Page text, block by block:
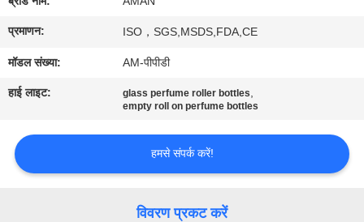
दौरा
गुणवत्ता
हमसे
प्रमाणन: ISO，SGS,MSDS,FDA,CE
मॉडल संख्या: AM-पीपीडी
हाई लाइट: glass perfume roller bottles,
empty roll on perfume bottles
हमसे संपर्क करें!
विवरण प्रकट करें